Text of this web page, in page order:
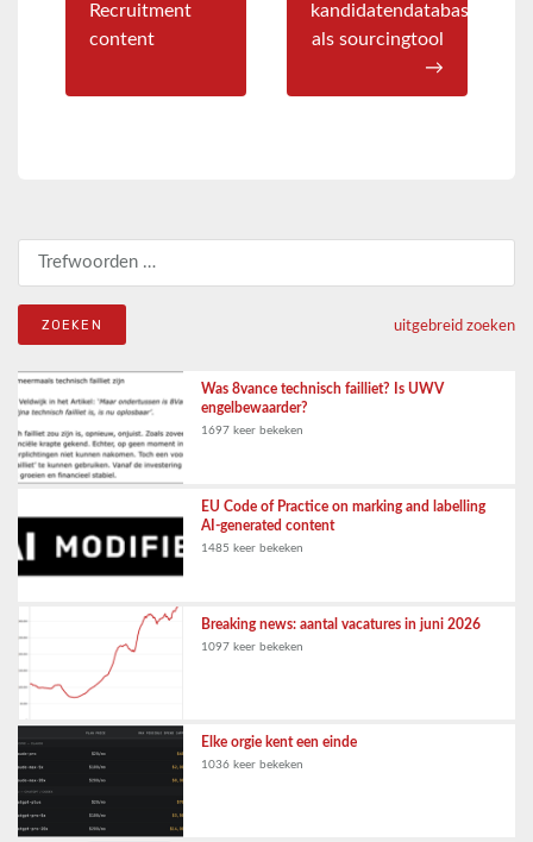
Recruitment
content
kandidatendatabase
als sourcingtool
→
Zoeken naar:
uitgebreid zoeken
Was 8vance technisch failliet? Is UWV
engelbewaarder?
1697 keer bekeken
EU Code of Practice on marking and labelling
AI-generated content
1485 keer bekeken
Breaking news: aantal vacatures in juni 2026
1097 keer bekeken
Elke orgie kent een einde
1036 keer bekeken